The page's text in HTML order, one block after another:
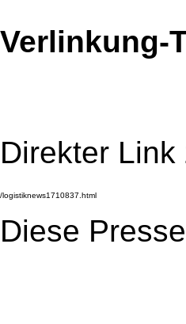
Verlinkung-
Direkter
Diese